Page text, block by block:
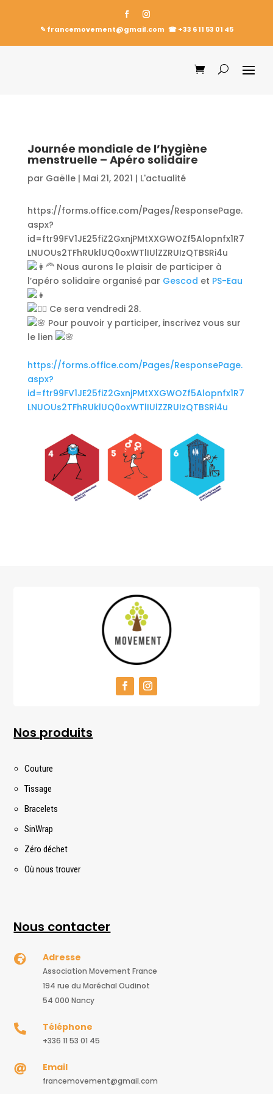
✎ francemovement@gmail.com ☎︎+33 6 11 53 01 45
Journée mondiale de l’hygiène
menstruelle – Apéro solidaire
par Gaëlle| Mai 21, 2021 | L'actualité
https://forms.office.com/Pages/ResponsePage.
aspx?
id=ftr99FV1JE25fiZ2GxnjPMtXXGWOZf5Alopnfx1R7
LNUOUs2TFhRUklUQ0oxWTlIUlZZRUIzQTBSRi4u
Nous aurons le plaisir de participer à
l’apéro solidaire organisé par Gescod et PS-Eau
Ce sera vendredi 28.
Pour pouvoir y participer, inscrivez vous sur
le lien
https://forms.office.com/Pages/ResponsePage.
aspx?
id=ftr99FV1JE25fiZ2GxnjPMtXXGWOZf5Alopnfx1R7
LNUOUs2TFhRUklUQ0oxWTlIUlZZRUIzQTBSRi4u
Nos produits
Couture
Tissage
Bracelets
SinWrap
Zéro déchet
Où nous trouver
Nous contacter
 Adresse
Association Movement France
194 rue du Maréchal Oudinot
54 000 Nancy
 Téléphone
+336 11 53 01 45
 Email
francemovement@gmail.com